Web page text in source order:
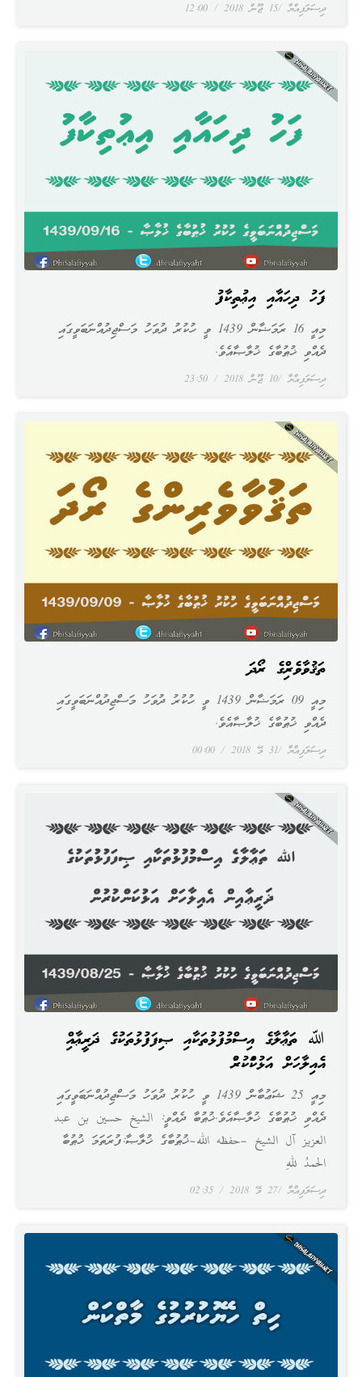
ދިސަލަފިއްޔާ 15 ޖޫން 2018
ފަހު ދިހައާއި އިޢުތިކާފު
ދިސަލަފިއްޔާ 10 ޖޫން 2018
މިއީ 16 ރަމަޟާން 1439 ވީ ހުކުރު ދުވަހު މަސްޖިދުއްނަބަވީގައި
ދެއްވި ޚުޠުބާގެ ޚުލާޞާއެވެ.
ތަޤުވާވެރިންގެ ރޯދަ
ދިސަލަފިއްޔާ 31 މޭ 2018
މިއީ 09 ރަމަޟާން 1439 ވީ ހުކުރު ދުވަހު މަސްޖިދުއްނަބަވީގައި
ދެއްވި ޚުޠުބާގެ ޚުލާޞާއެވެ.
ﷲ ތަޢާލާގެ އިސްމުފުޅުތަކާއި ޞިފަފުޅުތަކުގެ ޛަރީޢާއިން
އެއިލާހަށް އަޅުކަންކުރުން
ދިސަލަފިއްޔާ 27 މޭ 2018
މިއީ 25 ޝަޢުބާން 1439 ވީ ހުކުރު ދުވަހު މަސްޖިދުއްނަބަވީގައި
ދެއްވި ޚުޠުބާގެ ޚުލާޞާއެވެ.ޚުޠުބާ ދެއްވީ: الشيخ حسين بن عبد
العزيز آل الشيخ –حفظه الله–ޚުޠުބާގެ ޚުލާޞާ:ފުރަތަމަ ޚުޠުބާ
الحمدُ للهِ